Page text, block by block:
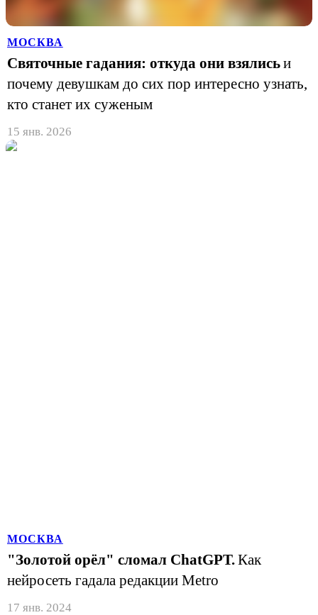
МОСКВА
Святочные гадания: откуда они взялисьи
почему девушкам до сих пор интересно узнать,
кто станет их суженым
15 янв. 2026
МОСКВА
"Золотой орёл" сломал ChatGPT.Как
нейросеть гадала редакции Metro
17 янв. 2024